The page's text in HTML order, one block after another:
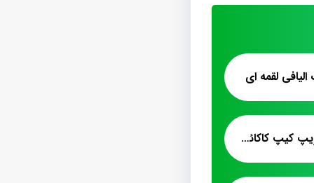
لقمه ای
خرید عمده پشمک زیپ کیپ کاکائویی